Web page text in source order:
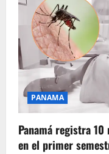
PANAMA
Panamá registra 10
en el primer